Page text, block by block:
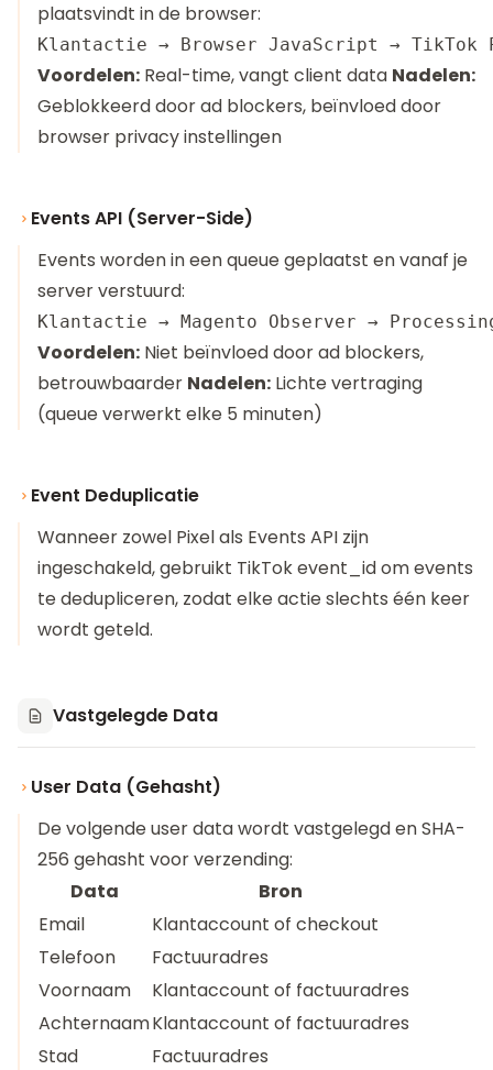
plaatsvindt in de browser:
Voordelen: Real-time, vangt client data Nadelen:
Geblokkeerd door ad blockers, beïnvloed door
browser privacy instellingen
Events API (Server-Side)
Events worden in een queue geplaatst en vanaf je
server verstuurd:
Voordelen: Niet beïnvloed door ad blockers,
betrouwbaarder Nadelen: Lichte vertraging
(queue verwerkt elke 5 minuten)
Event Deduplicatie
Wanneer zowel Pixel als Events API zijn
ingeschakeld, gebruikt TikTok event_id om events
te dedupliceren, zodat elke actie slechts één keer
wordt geteld.
Vastgelegde Data
User Data (Gehasht)
De volgende user data wordt vastgelegd en SHA-
256 gehasht voor verzending:
Data
Bron
Email
Klantaccount of checkout
Telefoon
Factuuradres
Voornaam
Klantaccount of factuuradres
AchternaamKlantaccount of factuuradres
Stad
Factuuradres